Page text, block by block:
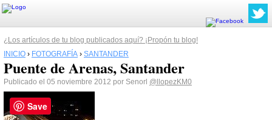
¿Los artículos de tu blog publicados aquí? ¡Propón tu blog!
INICIO › FOTOGRAFÍA › SANTANDER
Puente de Arenas, Santander
Publicado el 05 noviembre 2012 por Senorl @llopezKM0
Save